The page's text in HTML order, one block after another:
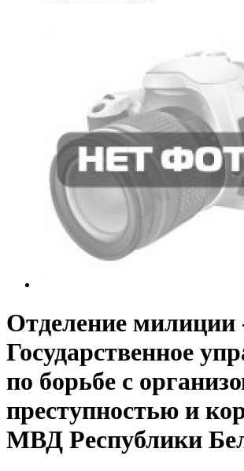
Отделение милиции
Государственное
по борьбе с
преступностью и
МВД Республики